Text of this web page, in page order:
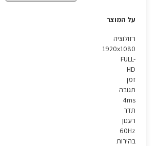
על המוצר
רזולוציה
1920x1080
FULL-
HD
זמן
תגובה
4ms
תדר
רענון
60Hz
בהירות